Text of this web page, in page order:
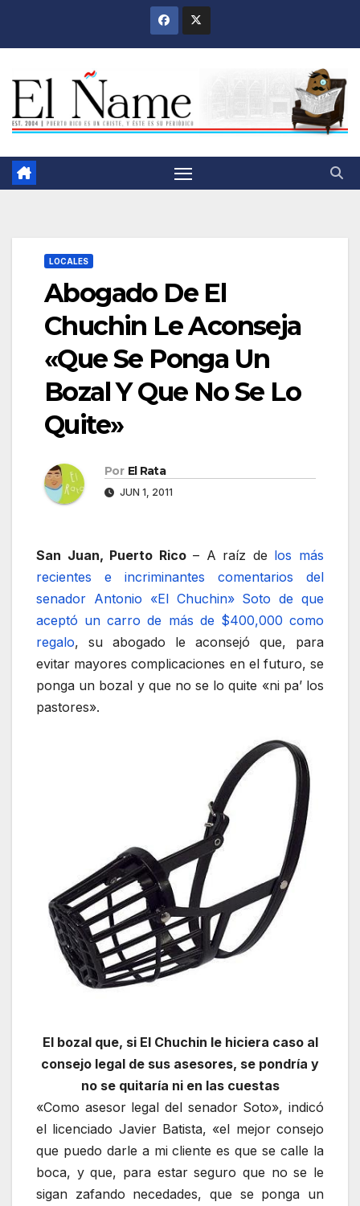
LOCALES
Abogado De El
Chuchin Le Aconseja
«Que Se Ponga Un
Bozal Y Que No Se Lo
Quite»
Por El Rata
JUN 1, 2011
San Juan, Puerto Rico– A raíz de los más
recientes e incriminantes comentarios del
senador Antonio «El Chuchin» Soto de que
aceptó un carro de más de $400,000 como
regalo, su abogado le aconsejó que, para
evitar mayores complicaciones en el futuro, se
ponga un bozal y que no se lo quite «ni pa’ los
pastores».
El bozal que, si El Chuchin le hiciera caso al
consejo legal de sus asesores, se pondría y
no se quitaría ni en las cuestas
«Como asesor legal del senador Soto», indicó
el licenciado Javier Batista, «el mejor consejo
que puedo darle a mi cliente es que se calle la
boca, y que, para estar seguro que no se le
sigan zafando necedades, que se ponga un